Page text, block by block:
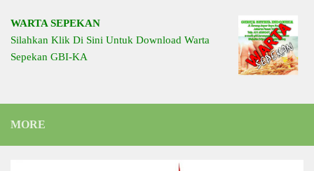
WARTA SEPEKAN
Silahkan Klik Di Sini Untuk Download Warta
Sepekan GBI-KA
MORE